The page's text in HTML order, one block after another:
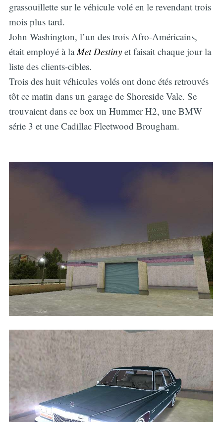
grassouillette sur le véhicule volé en le revendant trois
mois plus tard.
John Washington, l’un des trois Afro-Américains,
était employé à laMet Destinyet faisait chaque jour la
liste des clients-cibles.
Trois des huit véhicules volés ont donc étés retrouvés
tôt ce matin dans un garage de Shoreside Vale. Se
trouvaient dans ce box un Hummer H2, une BMW
série 3 et une Cadillac Fleetwood Brougham.